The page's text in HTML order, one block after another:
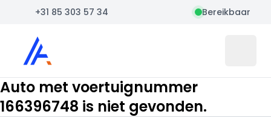
+31 85 303 57 34 Bereikbaar
Auto Atlas
Auto met voertuignummer
166396748 is niet gevonden.